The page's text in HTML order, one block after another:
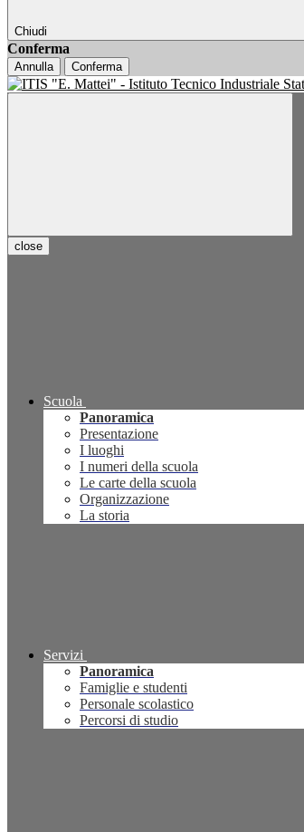
Chiudi
Conferma
Annulla Conferma
close
Scuola
Panoramica
Presentazione
I luoghi
I numeri della scuola
Le carte della scuola
Organizzazione
La storia
Servizi
Panoramica
Famiglie e studenti
Personale scolastico
Percorsi di studio